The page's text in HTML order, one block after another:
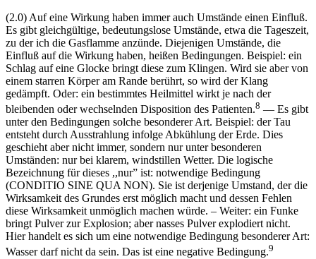
(2.0) Auf eine Wirkung haben immer auch Umstände einen Einfluß.
Es gibt gleichgültige, bedeutungslose Umstände, etwa die Tageszeit,
zu der ich die Gasflamme anzünde. Diejenigen Umstände, die
Einfluß auf die Wirkung haben, heißen Bedingungen. Beispiel: ein
Schlag auf eine Glocke bringt diese zum Klingen. Wird sie aber von
einem starren Körper am Rande berührt, so wird der Klang
gedämpft. Oder: ein bestimmtes Heilmittel wirkt je nach der
bleibenden oder wechselnden Disposition des Patienten.8 — Es gibt
unter den Bedingungen solche besonderer Art. Beispiel: der Tau
entsteht durch Ausstrahlung infolge Abkühlung der Erde. Dies
geschieht aber nicht immer, sondern nur unter besonderen
Umständen: nur bei klarem, windstillen Wetter. Die logische
Bezeichnung für dieses ,,nur” ist: notwendige Bedingung
(CONDITIO SINE QUA NON). Sie ist derjenige Umstand, der die
Wirksamkeit des Grundes erst möglich macht und dessen Fehlen
diese Wirksamkeit unmöglich machen würde. – Weiter: ein Funke
bringt Pulver zur Explosion; aber nasses Pulver explodiert nicht.
Hier handelt es sich um eine notwendige Bedingung besonderer Art:
Wasser darf nicht da sein. Das ist eine negative Bedingung.9